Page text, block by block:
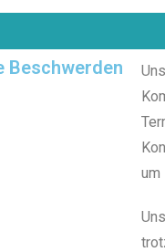
Beschwerden
um